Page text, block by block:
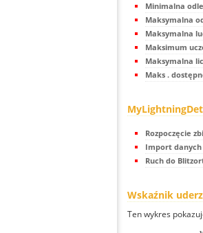
Minimalna
Maksymalna
Maksymalna
Maksimum
Maksymalna
Maks .
Rozpoczęcie
Import danych
Ruch do
Wskaźnik
Ten wykres